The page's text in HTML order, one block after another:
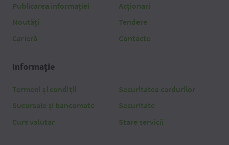
Publicarea informației
Noutăți
Carieră
Acționari
Tendere
Contacte
Informație
Termeni și condiții
Sucursale și bancomate
Curs valutar
Securitatea cardurilor
Securitate
Stare servicii